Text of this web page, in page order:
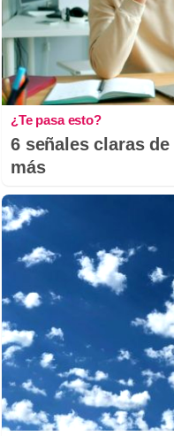
¿Te pasa esto?
6 señales claras
más